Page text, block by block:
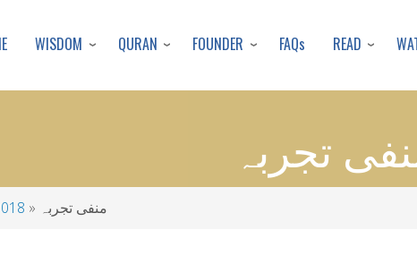
to
content
WISDOM QURAN FOUNDER FAQs READ
تجربہ
منفی تجربہ